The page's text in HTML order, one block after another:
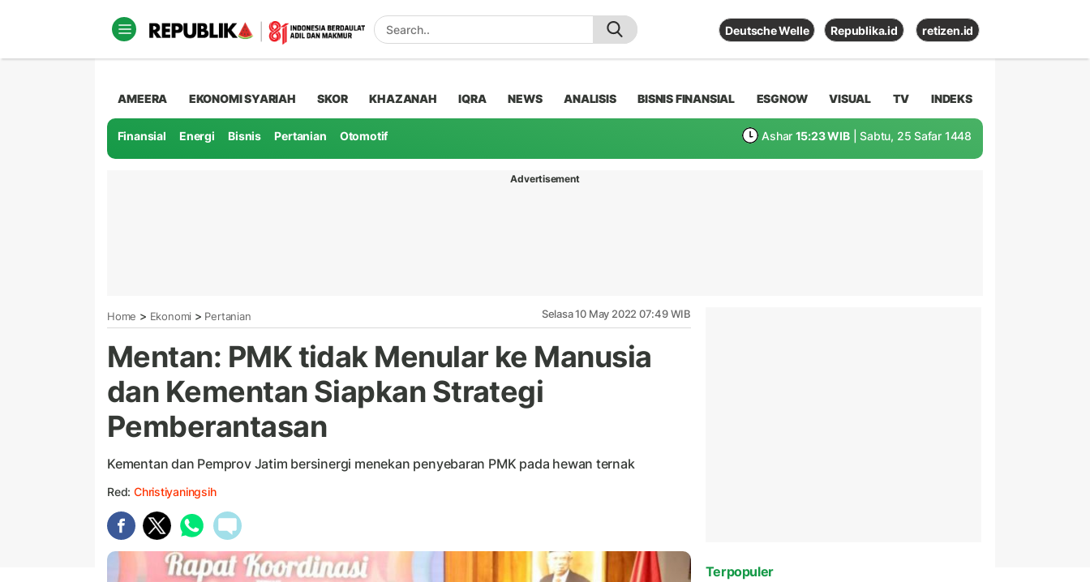
Deutsche Welle Republika.id retizen.id
AMEERA EKONOMI SYARIAH SKOR KHAZANAH IQRA NEWS ANALISIS BISNIS FINANSIAL ESGNOW VISUAL TV INDEKS
Finansial Energi Bisnis Pertanian Otomotif Ashar 15:23 WIB | Sabtu, 25 Safar 1448
Advertisement
Home > Ekonomi > Pertanian Selasa 10 May 2022 07:49 WIB
Mentan: PMK tidak Menular ke Manusia
dan Kementan Siapkan Strategi
Pemberantasan
Kementan dan Pemprov Jatim bersinergi menekan penyebaran PMK pada hewan ternak
Red: Christiyaningsih
Terpopuler